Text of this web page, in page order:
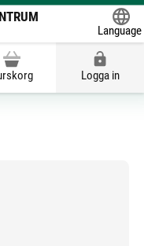
Language
Logga in